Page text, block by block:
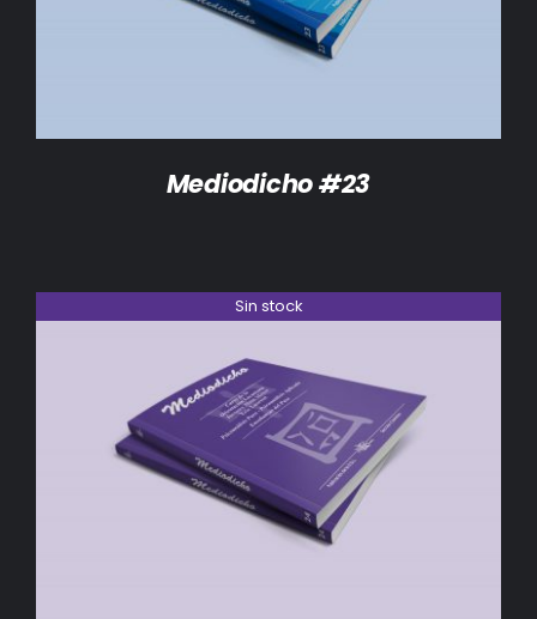
Mediodicho #23
Sin stock
DETALLES